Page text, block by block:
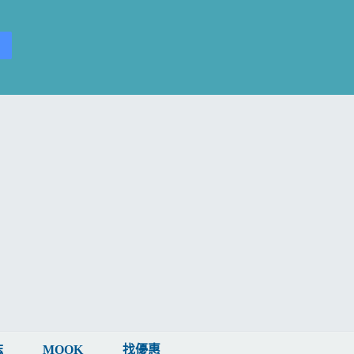
MOOK 找優惠